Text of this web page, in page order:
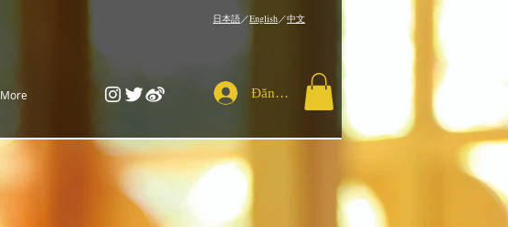
​日本語／English／中文
More Đăng nhập